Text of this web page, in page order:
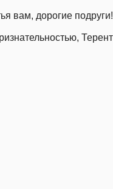
вам, дорогие подруги!